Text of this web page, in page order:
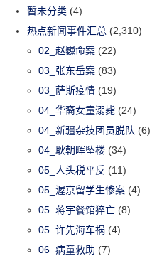
暂未分类 (4)
热点新闻事件汇总 (2,310)
02_赵巍命案 (22)
03_张东岳案 (83)
03_萨斯疫情 (19)
04_华裔女童溺毙 (24)
04_新疆杂技团员脱队 (6)
04_耿朝晖坠楼 (34)
05_人头税平反 (11)
05_渥京留学生惨案 (4)
05_蒋宇餐馆猝亡 (8)
05_许先海车祸 (4)
06_病童救助 (7)